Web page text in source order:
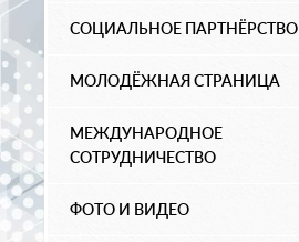
СОЦИАЛЬНОЕ ПАРТНЁРСТВО
МОЛОДЁЖНАЯ СТРАНИЦА
МЕЖДУНАРОДНОЕ
СОТРУДНИЧЕСТВО
ФОТО И ВИДЕО